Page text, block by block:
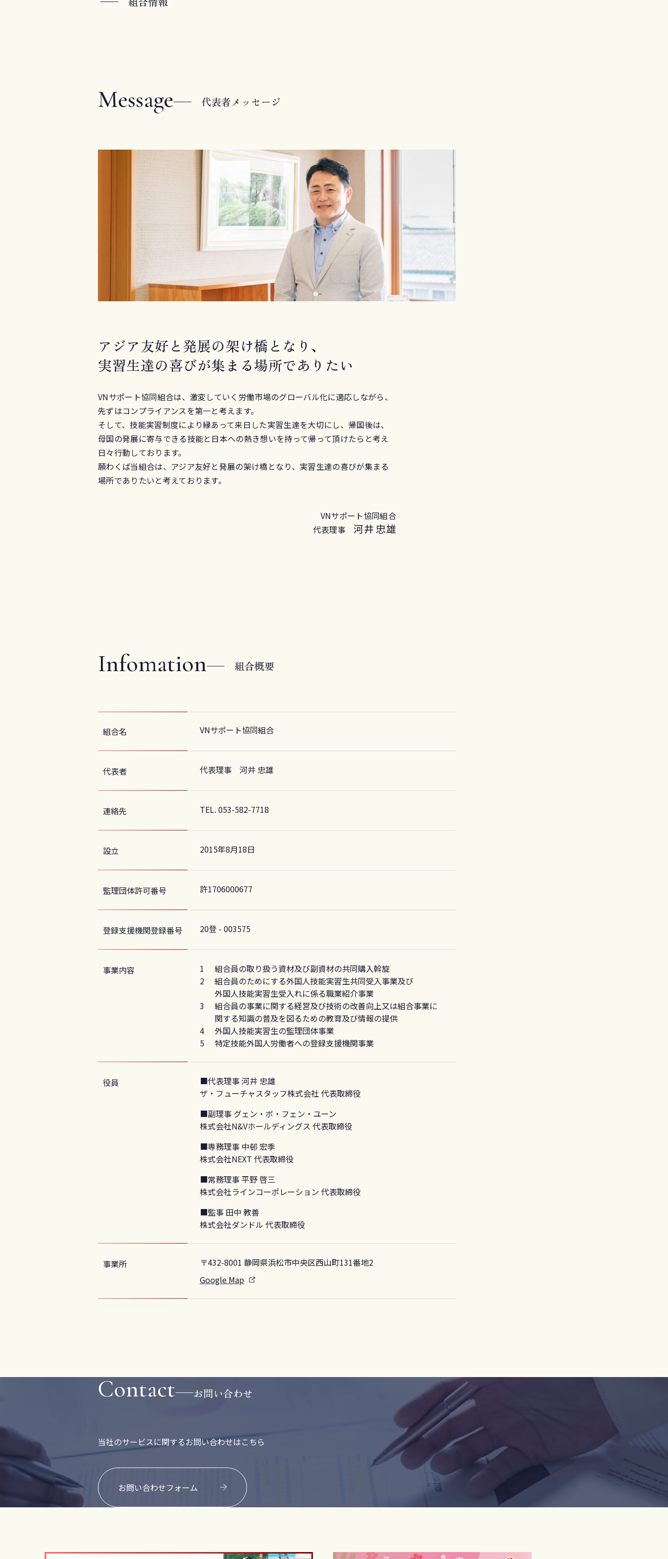
Message 代表者メッセージ
アジア友好と発展の架け橋となり、
実習生達の喜びが集まる場所でありたい
VNサポート協同組合は、激変していく労働市場のグローバル化に適応しながら、
先ずはコンプライアンスを第一と考えます。
そして、技能実習制度により縁あって来日した実習生達を大切にし、帰国後は、
母国の発展に寄与できる技能と日本への熱き想いを持って帰って頂けたらと考え
日々行動しております。
願わくば当組合は、アジア友好と発展の架け橋となり、実習生達の喜びが集まる
場所でありたいと考えております。
VNサポート協同組合
代表理事河井 忠雄
Infomation 組合概要
組合名 VNサポート協同組合
代表者 代表理事 河井 忠雄
連絡先 TEL. 053-582-7718
設立 2015年8月18日
監理団体許可番号 許1706000677
登録支援機関登録番号 20登 - 003575
事業内容
組合員の取り扱う資材及び副資材の共同購入斡旋
組合員のためにする外国人技能実習生共同受入事業及び
外国人技能実習生受入れに係る職業紹介事業
組合員の事業に関する経営及び技術の改善向上又は組合事業に
関する知識の普及を図るための教育及び情報の提供
外国人技能実習生の監理団体事業
特定技能外国人労働者への登録支援機関事業
役員
■代表理事 河井 忠雄
ザ・フューチャスタッフ株式会社 代表取締役
■副理事 グェン・ボ・フェン・ユーン
株式会社N&Vホールディングス 代表取締役
■専務理事 中邨 宏季
株式会社NEXT 代表取締役
■常務理事 平野 啓三
株式会社ラインコーポレーション 代表取締役
■監事 田中 教善
株式会社ダンドル 代表取締役
事業所 〒432-8001 静岡県浜松市中央区西山町131番地2
Google Map
Contact お問い合わせ
当社のサービスに関するお問い合わせはこちら
お問い合わせフォーム